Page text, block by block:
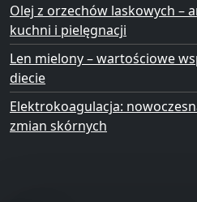
Olej z orzechów laskowych –
kuchni i pielęgnacji
Len mielony – wartościowe
diecie
Elektrokoagulacja:
zmian skórnych